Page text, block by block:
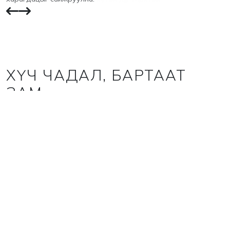
ХҮЧ ЧАДАЛ, БАРТААТ
ЗАМ